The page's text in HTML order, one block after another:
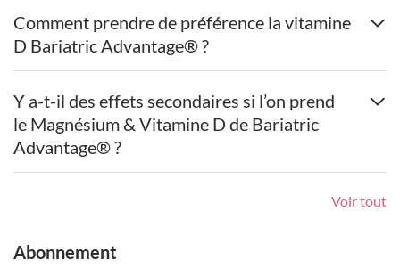
Comment prendre de préférence la vitamine
D Bariatric Advantage® ?
Y a-t-il des effets secondaires si l’on prend
le Magnésium & Vitamine D de Bariatric
Advantage® ?
Voir tout
Abonnement